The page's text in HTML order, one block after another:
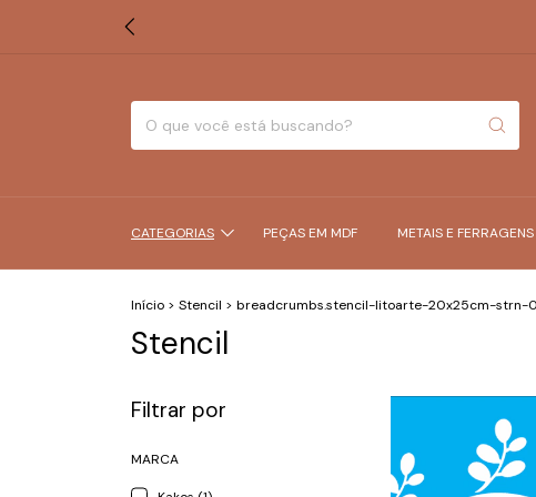
CATEGORIAS PEÇAS EM MDF METAIS E FERRAGENS
Início > Stencil > breadcrumbs.stencil-litoarte-20x25cm-strn-
Stencil
Filtrar por
MARCA